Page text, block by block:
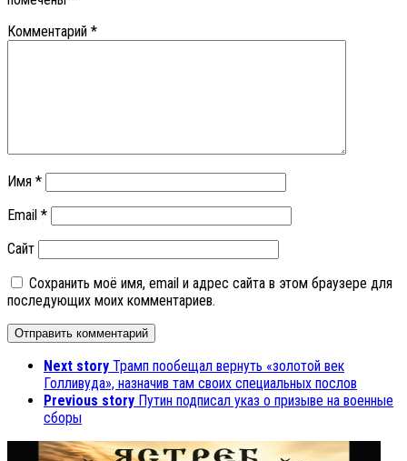
Комментарий *
Имя *
Email *
Сайт
Сохранить моё имя, email и адрес сайта в этом браузере для
последующих моих комментариев.
Next story Трамп пообещал вернуть «золотой век
Голливуда», назначив там своих специальных послов
Previous story Путин подписал указ о призыве на военные
сборы